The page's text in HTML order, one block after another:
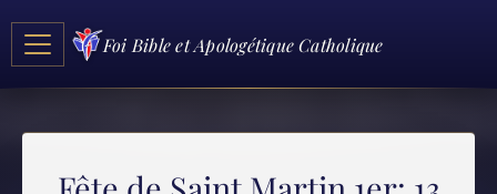
Foi Bible et Apologétique Catholique